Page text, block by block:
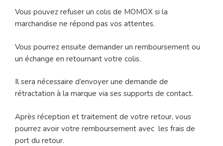
Vous pouvez refuser un colis de MOMOX si la
marchandise ne répond pas vos attentes.
Vous pourrez ensuite demander un remboursement ou
un échange en retournant votre colis.
Il sera nécessaire d’envoyer une demande de
rétractation à la marque via ses supports de contact.
Après réception et traitement de votre retour, vous
pourrez avoir votre remboursement avec les frais de
port du retour.